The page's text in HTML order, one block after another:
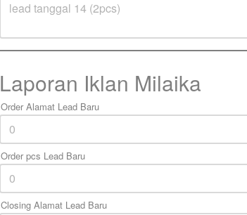
Laporan Iklan Milaika
Order Alamat Lead Baru
Order pcs Lead Baru
Closing Alamat Lead Baru